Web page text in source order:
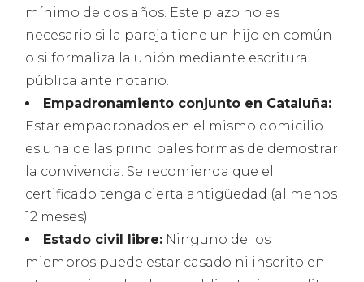
mínimo de dos años. Este plazo no es
necesario si la pareja tiene un hijo en común
o si formaliza la unión mediante escritura
pública ante notario.
Empadronamiento conjunto en Cataluña:
Estar empadronados en el mismo domicilio
es una de las principales formas de demostrar
la convivencia. Se recomienda que el
certificado tenga cierta antigüedad (al menos
12 meses).
Estado civil libre: Ninguno de los
miembros puede estar casado ni inscrito en